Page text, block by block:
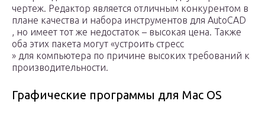
чертеж. Редактор является отличным конкурентом в
плане качества и набора инструментов для AutoCAD
, но имеет тот же недостаток – высокая цена. Также
оба этих пакета могут «устроить стресс
» для компьютера по причине высоких требований к
производительности.
Графические программы для Mac OS